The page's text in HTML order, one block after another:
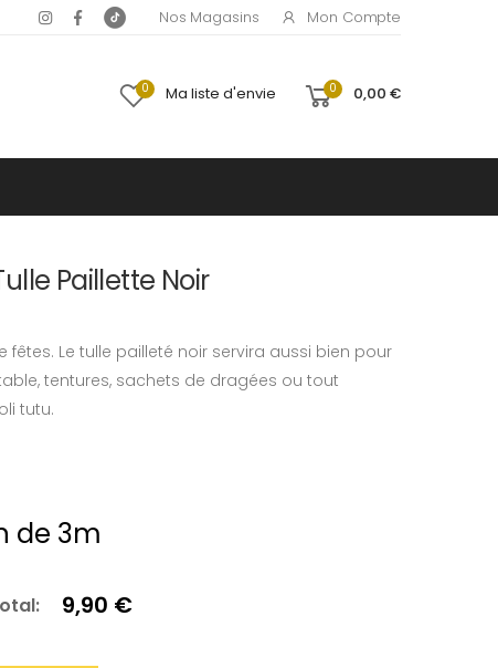
Nos Magasins Mon Compte
0 Ma liste d'envie 0 0,00 €
Paillette Noir
Le tulle pailleté noir servira aussi bien pour
tentures, sachets de dragées ou tout
tutu.
de 3m
9,90 €